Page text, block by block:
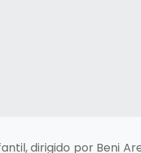
dirigido por Beni